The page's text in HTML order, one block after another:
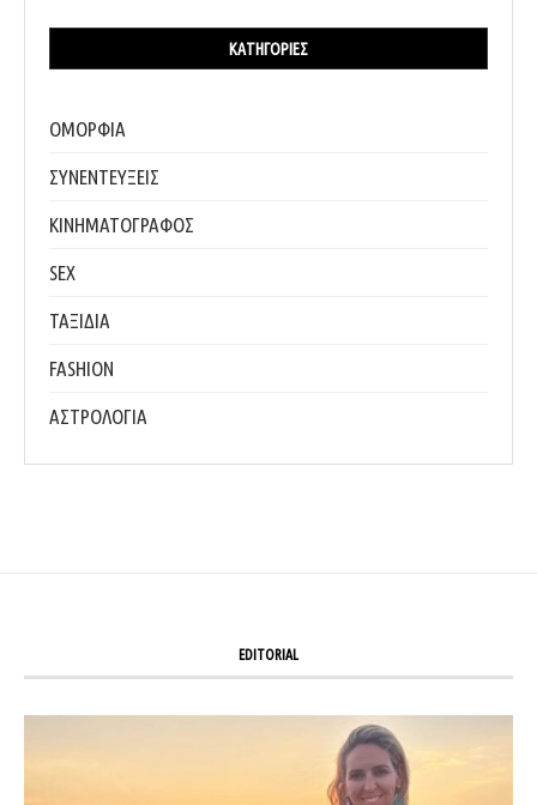
ΚΑΤΗΓΟΡΊΕΣ
ΟΜΟΡΦΙΑ
ΣΥΝΕΝΤΕΥΞΕΙΣ
ΚΙΝΗΜΑΤΟΓΡΑΦΟΣ
SEX
ΤΑΞΙΔΙΑ
FASHION
ΑΣΤΡΟΛΟΓΙΑ
EDITORIAL